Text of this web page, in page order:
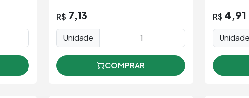
R$ 7,13
Unidade
COMPRAR
R$ 4,91
Unidade